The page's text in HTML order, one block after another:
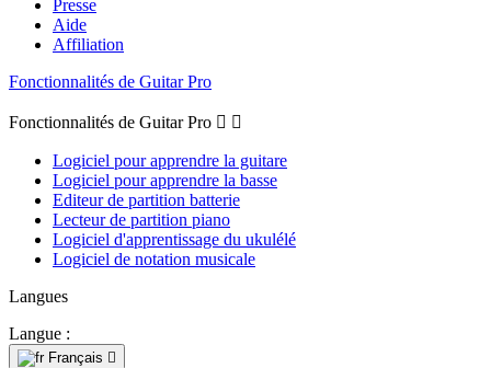
Presse
Aide
Affiliation
Fonctionnalités de Guitar Pro
Fonctionnalités de Guitar Pro  
Logiciel pour apprendre la guitare
Logiciel pour apprendre la basse
Editeur de partition batterie
Lecteur de partition piano
Logiciel d'apprentissage du ukulélé
Logiciel de notation musicale
Langues
Langue :
Français 